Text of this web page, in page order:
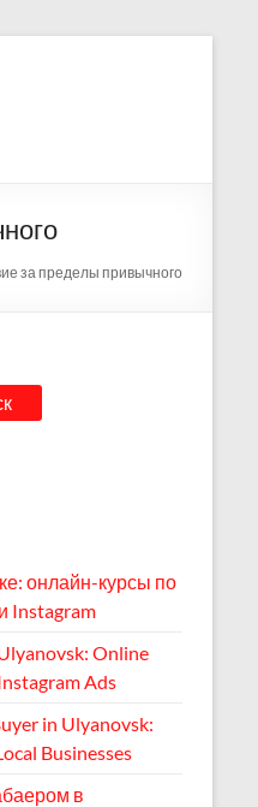
за пределы привычного
онлайн-курсы по
Instagram
Online
Ads
in Ulyanovsk:
Businesses
в